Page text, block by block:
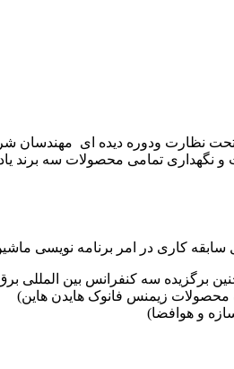
تکنوست با مدیریت مهندس علی فرخانی که از
نگهداری تمامی محصولات سه برند
برگزیده سه کنفرانس بین المللی
زیمنس فانوک هایدن هاین)
و هوافضا)